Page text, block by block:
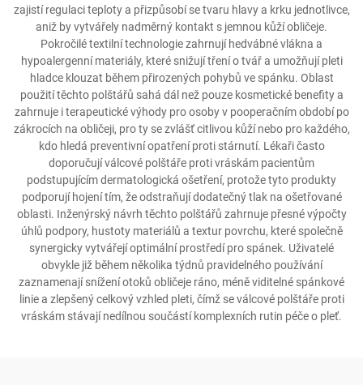
zajistí regulaci teploty a přizpůsobí se tvaru hlavy a krku jednotlivce,
aniž by vytvářely nadměrný kontakt s jemnou kůží obličeje.
Pokročilé textilní technologie zahrnují hedvábné vlákna a
hypoalergenní materiály, které snižují tření o tvář a umožňují pleti
hladce klouzat během přirozených pohybů ve spánku. Oblast
použití těchto polštářů sahá dál než pouze kosmetické benefity a
zahrnuje i terapeutické výhody pro osoby v pooperačním období po
zákrocích na obličeji, pro ty se zvlášť citlivou kůží nebo pro každého,
kdo hledá preventivní opatření proti stárnutí. Lékaři často
doporučují válcové polštáře proti vráskám pacientům
podstupujícím dermatologická ošetření, protože tyto produkty
podporují hojení tím, že odstraňují dodatečný tlak na ošetřované
oblasti. Inženýrský návrh těchto polštářů zahrnuje přesné výpočty
úhlů podpory, hustoty materiálů a textur povrchu, které společně
synergicky vytvářejí optimální prostředí pro spánek. Uživatelé
obvykle již během několika týdnů pravidelného používání
zaznamenají snížení otoků obličeje ráno, méně viditelné spánkové
linie a zlepšený celkový vzhled pleti, čímž se válcové polštáře proti
vráskám stávají nedílnou součástí komplexních rutin péče o pleť.